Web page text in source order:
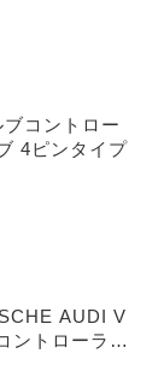
コントロー
4ピンタイプ
AUDI V
ントローラー